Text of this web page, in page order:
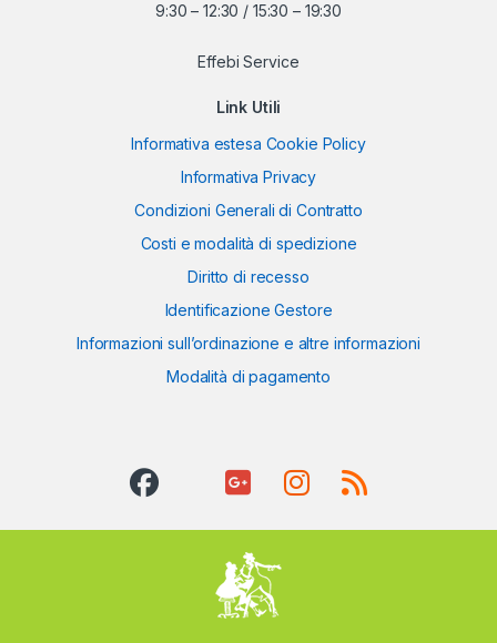
9:30 – 12:30 / 15:30 – 19:30
Effebi Service
Link Utili
Informativa estesa Cookie Policy
Informativa Privacy
Condizioni Generali di Contratto
Costi e modalità di spedizione
Diritto di recesso
Identificazione Gestore
Informazioni sull’ordinazione e altre informazioni
Modalità di pagamento